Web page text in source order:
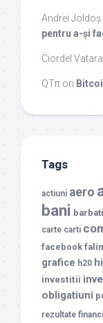
Andrei Joldoș
pentru a-și
Ciordel
QTπ on
Tags
actiuni aero
bani barbati
carte carti
facebook
grafice h20
investitii
obligatiuni
rezultate